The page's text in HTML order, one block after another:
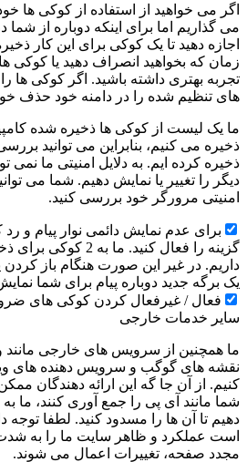
اگر می خواهید از استفاده از کوکی ها
می گذاریم اما برای اینکه دوباره از شما
اجازه دهید تا یک کوکی برای این کار
زمان که بخواهید انصراف دهید یا کوکی
تجربه بهتری داشته باشید. اگر کوکی ها
های تنظیم شده را در دامنه خود حذف
ما یک لیست از کوکی ها ذخیره شده
ذخیره می کنیم، بنابراین می توانید
ذخیره کرده ایم. به دلایل امنیتی ما نمی
دیگر را تغییر یا نمایش دهیم. شما می
امنیتی مرورگر خود بررسی کنید.
برای عدم نمایش دائمی نوار پیام و
گزینه را فعال کنید. ما
داریم. در غیر این صورت هنگام باز کردن
یک برگه جدید دوباره پیام برای شما
فعال / غیرفعال کردن کوکی های
سایر خدمات خارجی
ما همچنین از سرویس های خارجی
نقشه های گوگب و سرویس دهنده های
کنیم. از آن جا گه این ارائه دهندگان
شما مانند آی پی را جمع آوری کنند، ما
دهیم تا آن ها را مسدود کنید. لطفا توجه
است عملکرد و ظاهر سایت ما را به
مجدد صفحه، تغییرات اعمال می شوند.